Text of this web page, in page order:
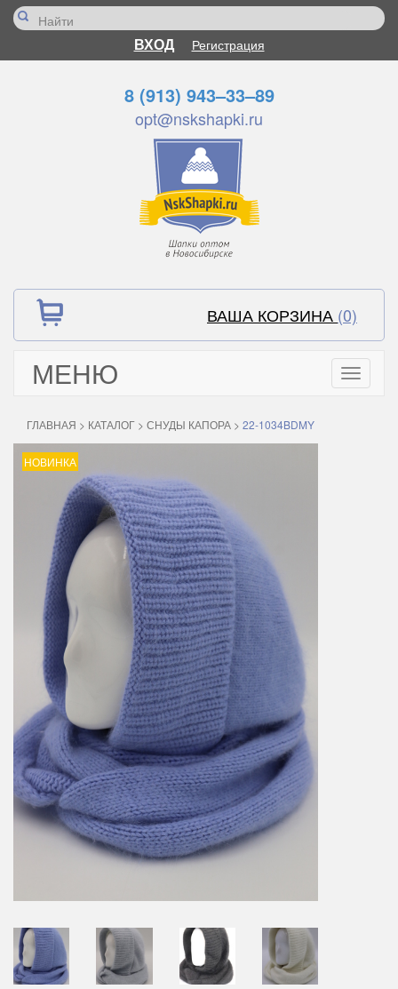
ВХОД Регистрация
8 (913) 943–33–89
opt@nskshapki.ru
ВАША КОРЗИНА (0)
МЕНЮ
Toggle
ГЛАВНАЯ > КАТАЛОГ > СНУДЫ КАПОРА > 22-1034BDMY
НОВИНКА